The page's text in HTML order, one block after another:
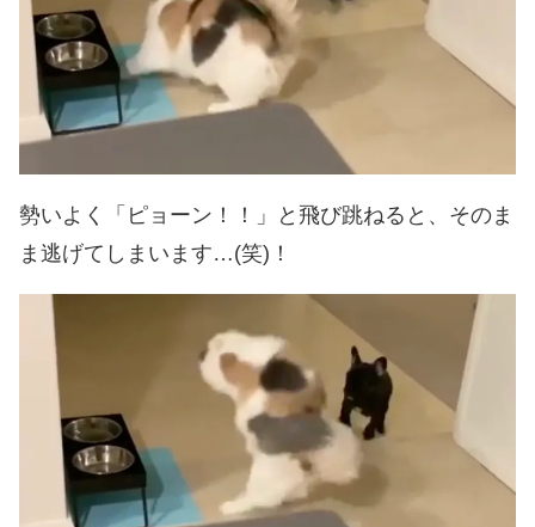
勢いよく「ピョーン！！」と飛び跳ねると、そのま
ま逃げてしまいます…(笑)！